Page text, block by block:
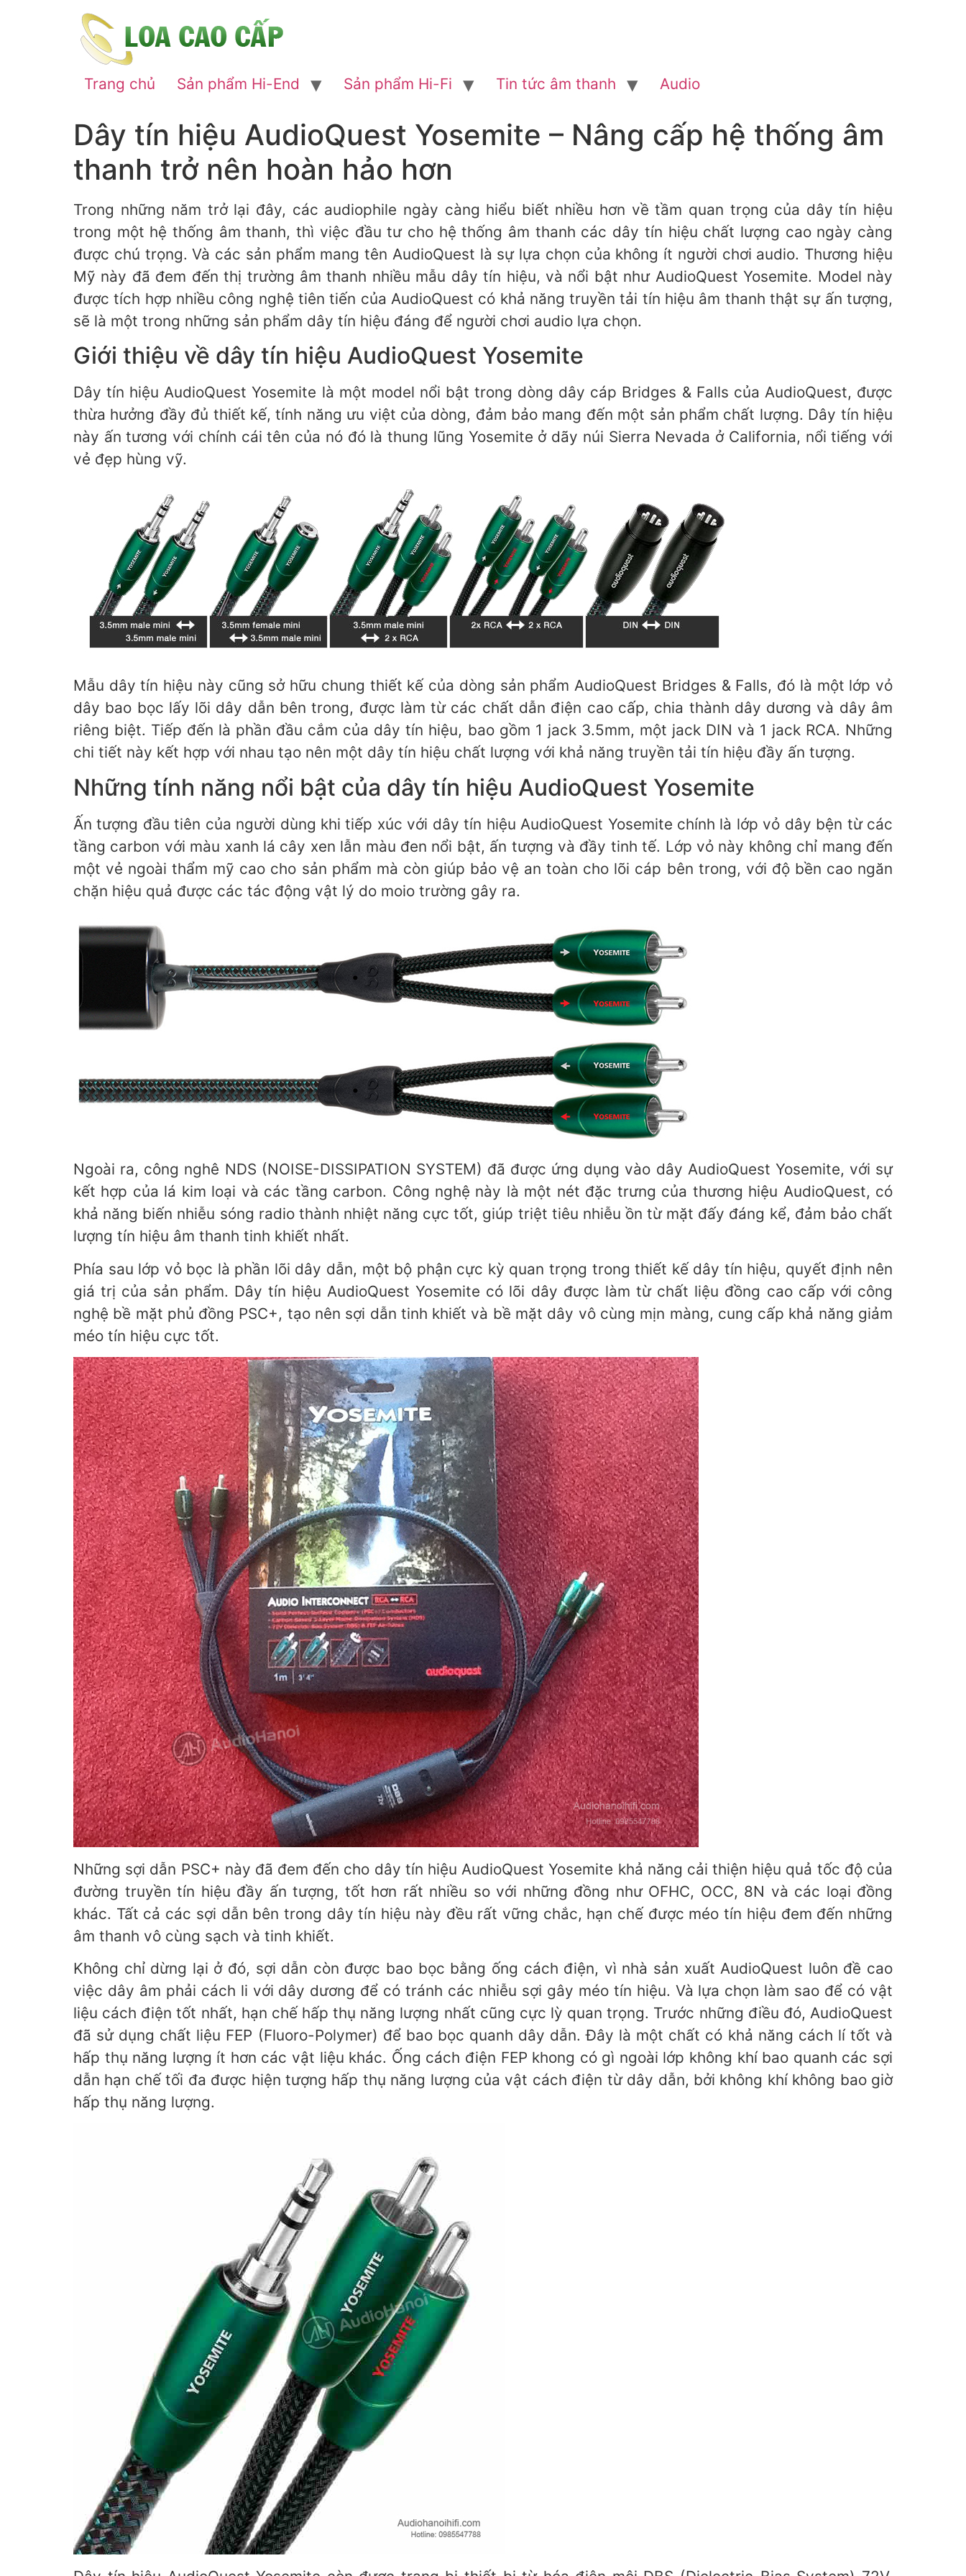
Trang chủ Sản phẩm Hi-End Sản phẩm Hi-Fi Tin tức âm thanh Audio
Dây tín hiệu AudioQuest Yosemite – Nâng cấp hệ thống âm
thanh trở nên hoàn hảo hơn
Trong những năm trở lại đây, các audiophile ngày càng hiểu biết nhiều hơn về tầm quan trọng của dây tín hiệu
trong một hệ thống âm thanh, thì việc đầu tư cho hệ thống âm thanh các dây tín hiệu chất lượng cao ngày càng
được chú trọng. Và các sản phẩm mang tên AudioQuest là sự lựa chọn của không ít người chơi audio. Thương hiệu
Mỹ này đã đem đến thị trường âm thanh nhiều mẫu dây tín hiệu, và nổi bật như AudioQuest Yosemite. Model này
được tích hợp nhiều công nghệ tiên tiến của AudioQuest có khả năng truyền tải tín hiệu âm thanh thật sự ấn tượng,
sẽ là một trong những sản phẩm dây tín hiệu đáng để người chơi audio lựa chọn.
Giới thiệu về dây tín hiệu AudioQuest Yosemite
Dây tín hiệu AudioQuest Yosemite là một model nổi bật trong dòng dây cáp Bridges & Falls của AudioQuest, được
thừa hưởng đầy đủ thiết kế, tính năng ưu việt của dòng, đảm bảo mang đến một sản phẩm chất lượng. Dây tín hiệu
này ấn tương với chính cái tên của nó đó là thung lũng Yosemite ở dãy núi Sierra Nevada ở California, nổi tiếng với
vẻ đẹp hùng vỹ.
Mẫu dây tín hiệu này cũng sở hữu chung thiết kế của dòng sản phẩm AudioQuest Bridges & Falls, đó là một lớp vỏ
dây bao bọc lấy lõi dây dẫn bên trong, được làm từ các chất dẫn điện cao cấp, chia thành dây dương và dây âm
riêng biệt. Tiếp đến là phần đầu cắm của dây tín hiệu, bao gồm 1 jack 3.5mm, một jack DIN và 1 jack RCA. Những
chi tiết này kết hợp với nhau tạo nên một dây tín hiệu chất lượng với khả năng truyền tải tín hiệu đầy ấn tượng.
Những tính năng nổi bật của dây tín hiệu AudioQuest Yosemite
Ấn tượng đầu tiên của người dùng khi tiếp xúc với dây tín hiệu AudioQuest Yosemite chính là lớp vỏ dây bện từ các
tầng carbon với màu xanh lá cây xen lẫn màu đen nổi bật, ấn tượng và đầy tinh tế. Lớp vỏ này không chỉ mang đến
một vẻ ngoài thẩm mỹ cao cho sản phẩm mà còn giúp bảo vệ an toàn cho lõi cáp bên trong, với độ bền cao ngăn
chặn hiệu quả được các tác động vật lý do moio trường gây ra.
Ngoài ra, công nghê NDS (NOISE-DISSIPATION SYSTEM) đã được ứng dụng vào dây AudioQuest Yosemite, với sự
kết hợp của lá kim loại và các tầng carbon. Công nghệ này là một nét đặc trưng của thương hiệu AudioQuest, có
khả năng biến nhiễu sóng radio thành nhiệt năng cực tốt, giúp triệt tiêu nhiễu ồn từ mặt đấy đáng kể, đảm bảo chất
lượng tín hiệu âm thanh tinh khiết nhất.
Phía sau lớp vỏ bọc là phần lõi dây dẫn, một bộ phận cực kỳ quan trọng trong thiết kế dây tín hiệu, quyết định nên
giá trị của sản phẩm. Dây tín hiệu AudioQuest Yosemite có lõi dây được làm từ chất liệu đồng cao cấp với công
nghệ bề mặt phủ đồng PSC+, tạo nên sợi dẫn tinh khiết và bề mặt dây vô cùng mịn màng, cung cấp khả năng giảm
méo tín hiệu cực tốt.
Những sợi dẫn PSC+ này đã đem đến cho dây tín hiệu AudioQuest Yosemite khả năng cải thiện hiệu quả tốc độ của
đường truyền tín hiệu đầy ấn tượng, tốt hơn rất nhiều so với những đồng như OFHC, OCC, 8N và các loại đồng
khác. Tất cả các sợi dẫn bên trong dây tín hiệu này đều rất vững chắc, hạn chế được méo tín hiệu đem đến những
âm thanh vô cùng sạch và tinh khiết.
Không chỉ dừng lại ở đó, sợi dẫn còn được bao bọc bằng ống cách điện, vì nhà sản xuất AudioQuest luôn đề cao
việc dây âm phải cách li với dây dương để có tránh các nhiễu sợi gây méo tín hiệu. Và lựa chọn làm sao để có vật
liệu cách điện tốt nhất, hạn chế hấp thụ năng lượng nhất cũng cực lỳ quan trọng. Trước những điều đó, AudioQuest
đã sử dụng chất liệu FEP (Fluoro-Polymer) để bao bọc quanh dây dẫn. Đây là một chất có khả năng cách lí tốt và
hấp thụ năng lượng ít hơn các vật liệu khác. Ống cách điện FEP khong có gì ngoài lớp không khí bao quanh các sợi
dẫn hạn chế tối đa được hiện tượng hấp thụ năng lượng của vật cách điện từ dây dẫn, bởi không khí không bao giờ
hấp thụ năng lượng.